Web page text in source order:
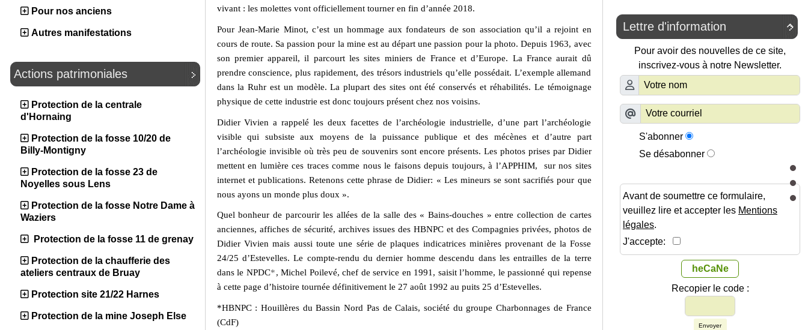
Pour nos anciens
Autres manifestations
Actions patrimoniales
Protection de la centrale
d'Hornaing
Protection de la fosse 10/20 de
Billy-Montigny
Protection de la fosse 23 de
Noyelles sous Lens
Protection de la fosse Notre Dame à
Waziers
Protection de la fosse 11 de grenay
Protection de la chaufferie des
ateliers centraux de Bruay
Protection site 21/22 Harnes
Protection de la mine Joseph Else
vivant : les molettes vont officiellement tourner en fin d’année 2018.
Pour Jean-Marie Minot, c’est un hommage aux fondateurs de son association qu’il a rejoint en
cours de route. Sa passion pour la mine est au départ une passion pour la photo. Depuis 1963, avec
son premier appareil, il parcourt les sites miniers de France et d’Europe. La France aurait dû
prendre conscience, plus rapidement, des trésors industriels qu’elle possédait. L’exemple allemand
dans la Ruhr est un modèle. La plupart des sites ont été conservés et réhabilités. Le témoignage
physique de cette industrie est donc toujours présent chez nos voisins.
Didier Vivien a rappelé les deux facettes de l’archéologie industrielle, d’une part l’archéologie
visible qui subsiste aux moyens de la puissance publique et des mécènes et d’autre part
l’archéologie invisible où très peu de souvenirs sont encore présents. Les photos prises par Didier
mettent en lumière ces traces comme nous le faisons depuis toujours, à l’APPHIM, sur nos sites
internet et publications. Retenons cette phrase de Didier: « Les mineurs se sont sacrifiés pour que
nous ayons un monde plus doux ».
Quel bonheur de parcourir les allées de la salle des « Bains-douches » entre collection de cartes
anciennes, affiches de sécurité, archives issues des HBNPC et des Compagnies privées, photos de
Didier Vivien mais aussi toute une série de plaques indicatrices minières provenant de la Fosse
24/25 d’Estevelles. Le compte-rendu du dernier homme descendu dans les entrailles de la terre
dans le NPDC*, Michel Poilevé, chef de service en 1991, saisit l’homme, le passionné qui repense
à cette page d’histoire tournée définitivement le 27 août 1992 au puits 25 d’Estevelles.
*HBNPC : Houillères du Bassin Nord Pas de Calais, société du groupe Charbonnages de France
(CdF)

Lettre d'information
Pour avoir des nouvelles de ce site,
inscrivez-vous à notre Newsletter.
S'abonner
Se désabonner
Avant de soumettre ce formulaire,
veuillez lire et accepter les Mentions
légales.
J'accepte:
heCaNe
Recopier le code :
Envoyer